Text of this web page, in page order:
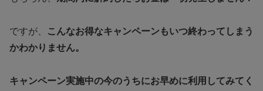
ですが、
こんなお得なキャンペーンもいつ終わってしまう
かわかりません。
キャンペーン実施中の今のうちにお早めに利用してみてく